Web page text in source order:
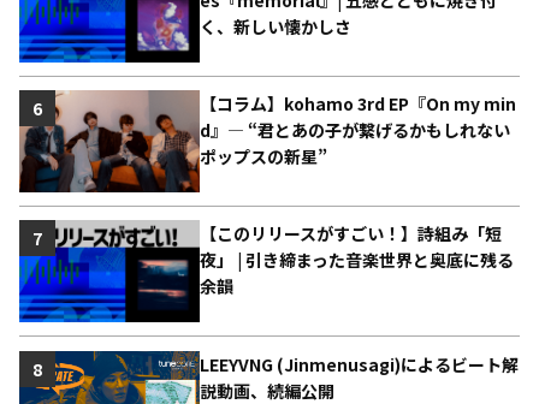
く、新しい懐かしさ
【コラム】kohamo 3rd EP『On my min
d』― “君とあの子が繋げるかもしれない
ポップスの新星”
6
【このリリースがすごい！】詩組み「短
夜」 | 引き締まった音楽世界と奥底に残る
余韻
7
LEEYVNG (Jinmenusagi)によるビート解
説動画、続編公開
8